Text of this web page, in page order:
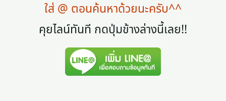
ใส่ @ ตอนค้นหาด้วยนะครับ^^
คุยไลน์ทันที กดปุ่มข้างล่างนี้เลย!!